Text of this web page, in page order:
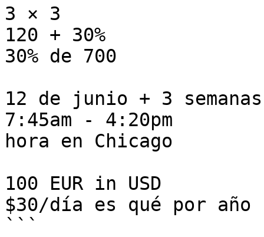
3 × 3
120 + 30%
30% de 700
12 de junio + 3
7:45am - 4:20pm
hora en Chicago
100 EUR in USD
$30/día es qué por
```